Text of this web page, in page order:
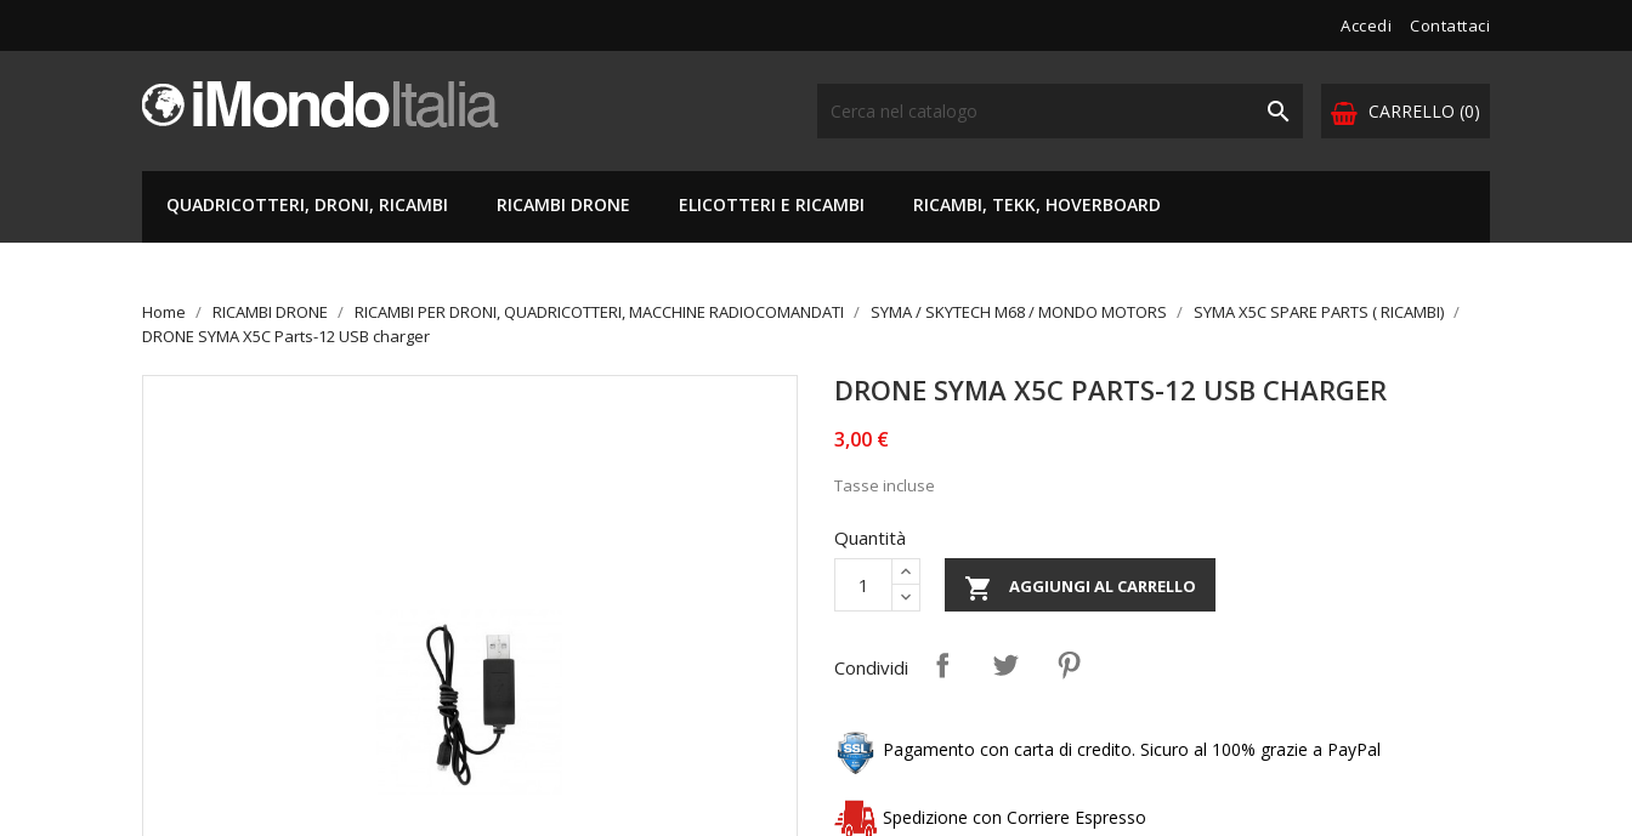
Accedi Contattaci
CARRELLO (0)

QUADRICOTTERI, DRONI, RICAMBI RICAMBI DRONE ELICOTTERI E RICAMBI RICAMBI, TEKK, HOVERBOARD
Home RICAMBI DRONE RICAMBI PER DRONI, QUADRICOTTERI, MACCHINE RADIOCOMANDATI SYMA / SKYTECH M68 / MONDO MOTORS
SYMA X5C SPARE PARTS ( RICAMBI)
DRONE SYMA X5C Parts-12 USB charger
DRONE SYMA X5C PARTS-12 USB CHARGER
3,00 €
Tasse incluse
Quantità
 AGGIUNGI AL CARRELLO
Condividi
Pagamento con carta di credito. Sicuro al 100% grazie a PayPal
Spedizione con Corriere Espresso